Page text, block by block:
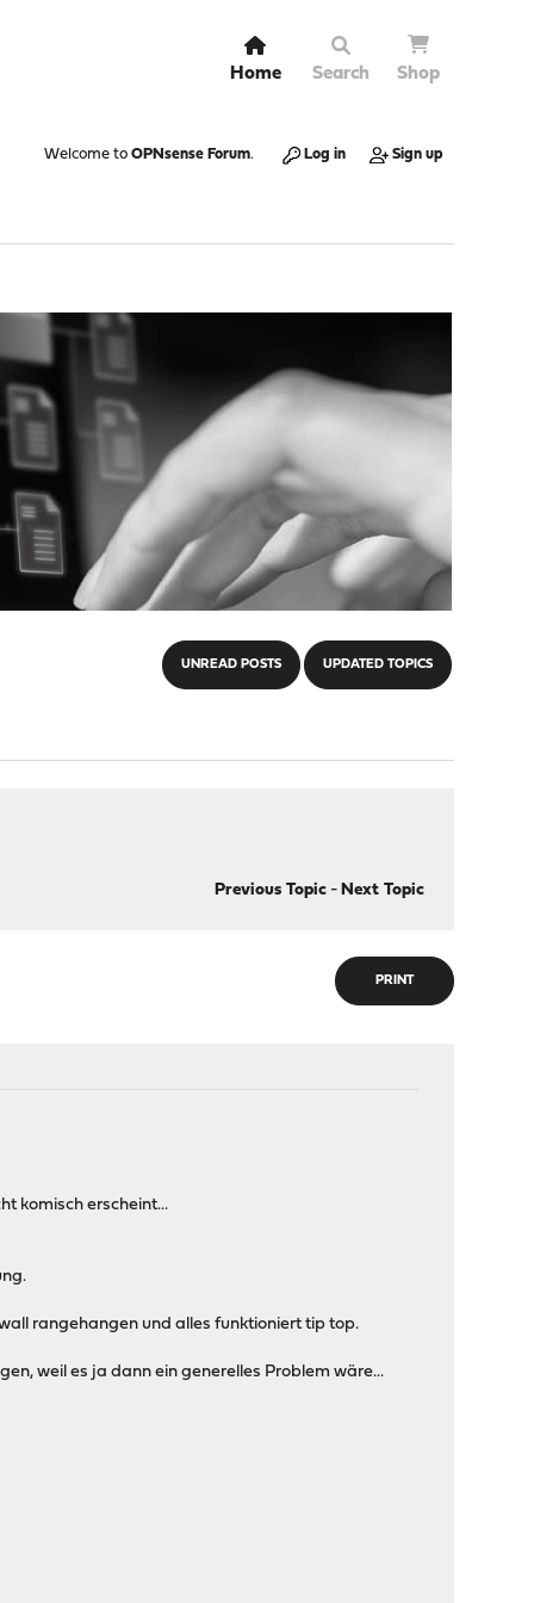
Home Search Shop
Welcome to OPNsense Forum. Log in Sign up
UNREAD POSTS UPDATED TOPICS
Previous Topic- Next Topic
PRINT
komisch erscheint...
rangehangen und alles funktioniert tip top.
weil es ja dann ein generelles Problem wäre...